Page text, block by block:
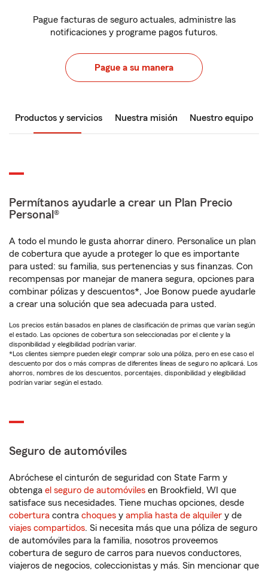
Pague facturas de seguro actuales, administre las
notificaciones y programe pagos futuros.
Pague a su manera
Productos y servicios Nuestra misión Nuestro equipo
Permítanos ayudarle a crear un Plan Precio
Personal®
A todo el mundo le gusta ahorrar dinero. Personalice un plan
de cobertura que ayude a proteger lo que es importante
para usted: su familia, sus pertenencias y sus finanzas. Con
recompensas por manejar de manera segura, opciones para
combinar pólizas y descuentos*, Joe Bonow puede ayudarle
a crear una solución que sea adecuada para usted.
Los precios están basados en planes de clasificación de primas que varían según
el estado. Las opciones de cobertura son seleccionadas por el cliente y la
disponibilidad y elegibilidad podrían variar.
*Los clientes siempre pueden elegir comprar solo una póliza, pero en ese caso el
descuento por dos o más compras de diferentes líneas de seguro no aplicará. Los
ahorros, nombres de los descuentos, porcentajes, disponibilidad y elegibilidad
podrían variar según el estado.
Seguro de automóviles
Abróchese el cinturón de seguridad con State Farm y
obtenga el seguro de automóviles en Brookfield, WI que
satisface sus necesidades. Tiene muchas opciones, desde
cobertura contra choques y amplia hasta de alquiler y de
viajes compartidos. Si necesita más que una póliza de seguro
de automóviles para la familia, nosotros proveemos
cobertura de seguro de carros para nuevos conductores,
viajeros de negocios, coleccionistas y más. Sin mencionar que